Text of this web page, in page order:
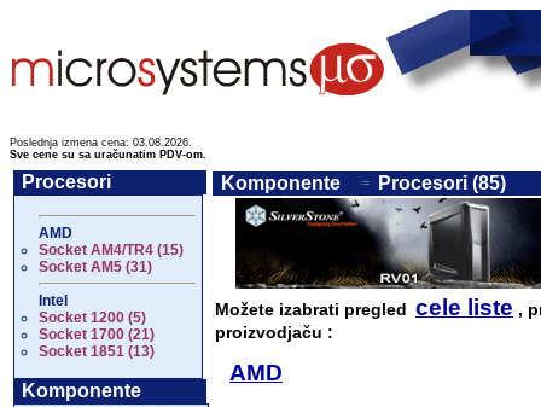
Poslednja izmena cena: 03.08.2026.
Sve cene su sa uračunatim PDV-om.
Procesori
AMD
Socket AM4/TR4 (15)
Socket AM5 (31)
Intel
Socket 1200 (5)
Socket 1700 (21)
Socket 1851 (13)
Komponente
Komponente Procesori (85)
Možete izabrati pregled cele liste ,
proizvodjaču :
AMD